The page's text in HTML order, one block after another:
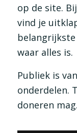
op de site.
vind je
waar alles is.
Publiek is
onderdelen.
doneren mag.